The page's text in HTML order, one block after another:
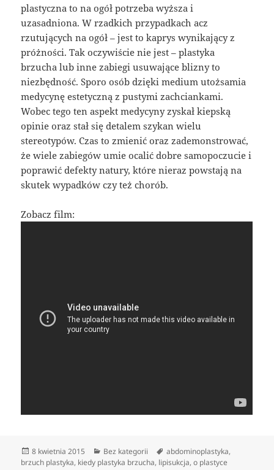
plastyczna to na ogół potrzeba wyższa i
uzasadniona. W rzadkich przypadkach acz
rzutujących na ogół – jest to kaprys wynikający z
próżności. Tak oczywiście nie jest – plastyka
brzucha lub inne zabiegi usuwające blizny to
niezbędność. Sporo osób dzięki medium utożsamia
medycynę estetyczną z pustymi zachciankami.
Wobec tego ten aspekt medycyny zyskał kiepską
opinie oraz stał się detalem szykan wielu
stereotypów. Czas to zmienić oraz zademonstrować,
że wiele zabiegów umie ocalić dobre samopoczucie i
poprawić defekty natury, które nieraz powstają na
skutek wypadków czy też chorób.
Zobacz film:
Data
publikacji
8 kwietnia 2015 Kategorie
Bez kategorii Tagi
abdominoplastyka,
brzuch plastyka, kiedy plastyka brzucha, lipisukcja,o plastyce